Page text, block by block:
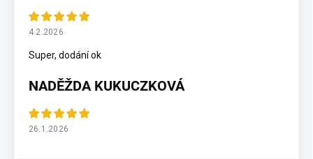
4.2.2026
Super, dodání ok
NADĚŽDA KUKUCZKOVÁ
26.1.2026